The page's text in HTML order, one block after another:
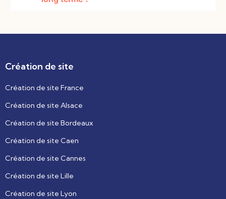
Création de site
Création de site France
Création de site Alsace
Création de site Bordeaux
Création de site Caen
Création de site Cannes
Création de site Lille
Création de site Lyon